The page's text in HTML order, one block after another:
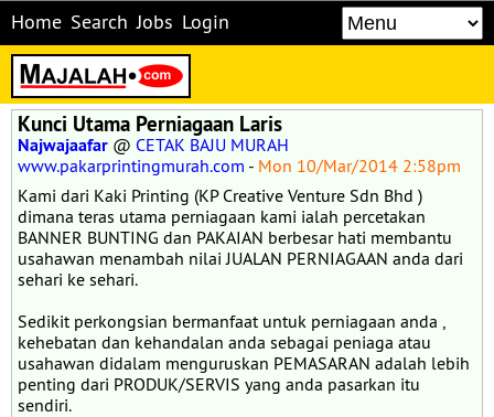
Home Search Jobs Login
Kunci Utama Perniagaan Laris
Najwajaafar @ CETAK BAJU MURAH
www.pakarprintingmurah.com - Mon 10/Mar/2014 2:58pm
Kami dari Kaki Printing (KP Creative Venture Sdn Bhd )
dimana teras utama perniagaan kami ialah percetakan
BANNER BUNTING dan PAKAIAN berbesar hati membantu
usahawan menambah nilai JUALAN PERNIAGAAN anda dari
sehari ke sehari.
Sedikit perkongsian bermanfaat untuk perniagaan anda ,
kehebatan dan kehandalan anda sebagai peniaga atau
usahawan didalam menguruskan PEMASARAN adalah lebih
penting dari PRODUK/SERVIS yang anda pasarkan itu
sendiri.